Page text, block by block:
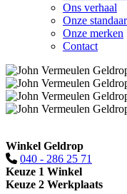
Ons verhaal
Onze
Onze merken
Contact
Winkel Geldrop
040 - 286 25 71
Keuze 1 Winkel
Keuze 2 Werkplaats